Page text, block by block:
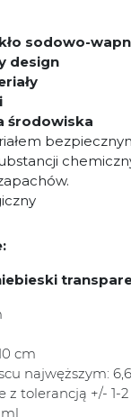
sodowo-
design
środowiska
cm
najwęższym:
tolerancją +/- 1-2
ml